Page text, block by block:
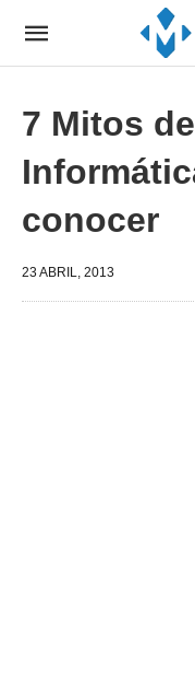
7 Mitos
conocer
23 ABRIL, 2013